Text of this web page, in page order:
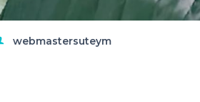
webmastersuteym